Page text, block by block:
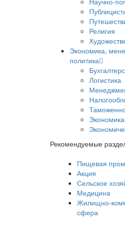
Религия
Экономика,
политика
Логистика
Экономика
Рекомендуемые
Пищевая
Акция
Сельское
Медицина
Жилищно-
сфера